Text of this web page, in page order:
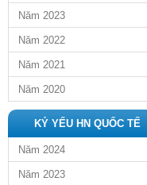
Năm 2023
Năm 2022
Năm 2021
Năm 2020
KỶ YẾU HN QUỐC TẾ
Năm 2024
Năm 2023